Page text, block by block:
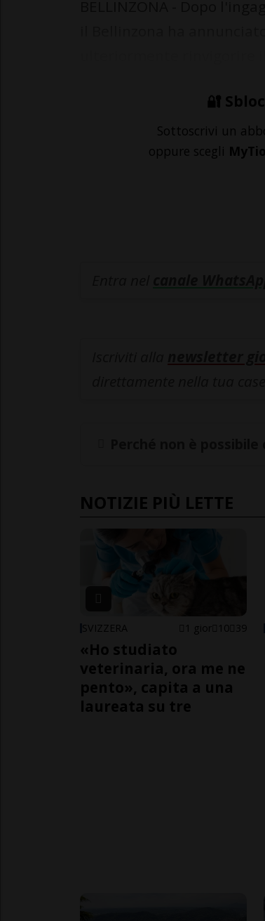
🔐
Sottoscrivi un
oppure scegli
NOTIZIE PIÙ LETTE
SVIZZERA 1 gior 10 39
«Ho studiato
veterinaria, ora me ne
pento», capita a una
laureata su tre